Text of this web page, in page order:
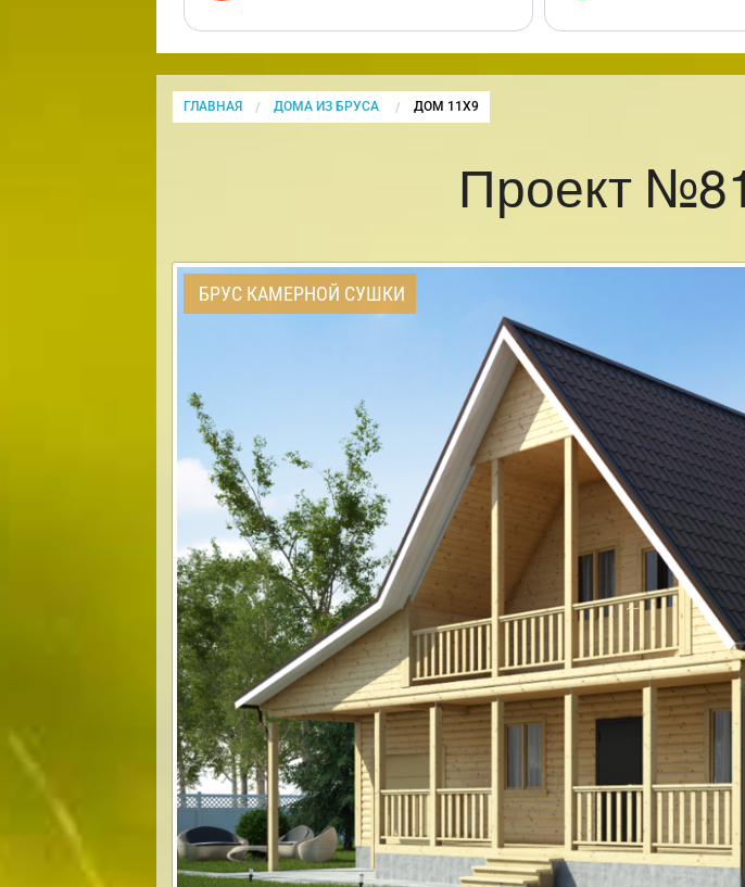
ГЛАВНАЯ ДОМА ИЗ БРУСА CURRENT:
ДОМ 11Х9
Проект
БРУС КАМЕРНОЙ СУШКИ